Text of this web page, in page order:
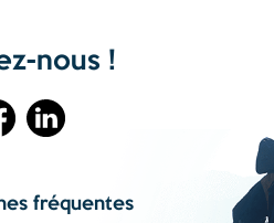
nous !
fréquentes